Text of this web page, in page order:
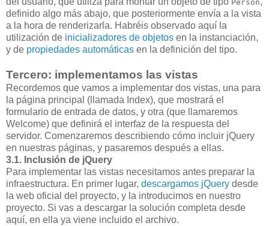
Person
definido algo más abajo, que posteriormente envía a la vista
a la hora de renderizarla. Habréis observado aquí la
utilización de inicializadores de objetos en la instanciación,
y de propiedades automáticas en la definición del tipo.
Tercero: implementamos las vistas
Recordemos que vamos a implementar dos vistas, una para
la página principal (llamada Index), que mostrará el
formulario de entrada de datos, y otra (que llamaremos
Welcome) que definirá el interfaz de la respuesta del
servidor. Comenzaremos describiendo cómo incluir jQuery
en nuestras páginas, y pasaremos después a ellas.
3.1. Inclusión de jQuery
Para implementar las vistas necesitamos antes preparar la
infraestructura. En primer lugar, descargamos jQuery desde
la web oficial del proyecto, y la introducimos en nuestro
proyecto. Si vas a descargar la solución completa desde
aquí, en ella ya viene incluido el archivo.